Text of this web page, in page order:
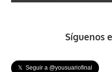
Síguenos
𝕏 Seguir a @yousuariofinal